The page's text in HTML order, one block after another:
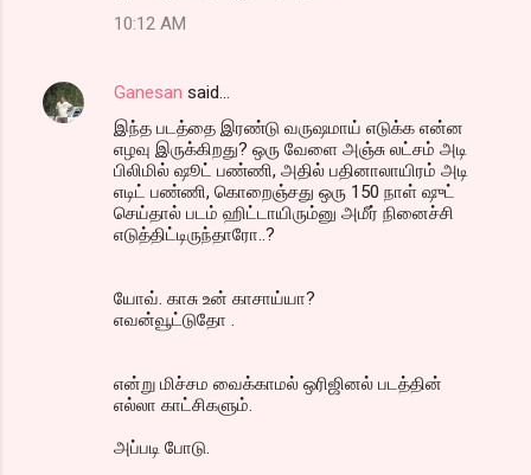
10:12 AM
Ganesan said…
இந்த படத்தை இரண்டு வருஷமாய் எடுக்க என்ன
எழவு இருக்கிறது? ஒரு வேளை அஞ்சு லட்சம் அடி
பிலிமில் ஷூட் பண்ணி, அதில் பதினாலாயிரம் அடி
எடிட் பண்ணி, கொறைஞ்சது ஒரு 150 நாள் ஷுட்
செய்தால் படம் ஹிட்டாயிரும்னு அமீர் நினைச்சி
எடுத்திட்டிருந்தாரோ..?
யோவ். காசு உன் காசாய்யா?
எவன்வூட்டுதோ .
என்று மிச்சம வைக்காமல் ஒரிஜினல் படத்தின்
எல்லா காட்சிகளும்.
அப்படி போடு.